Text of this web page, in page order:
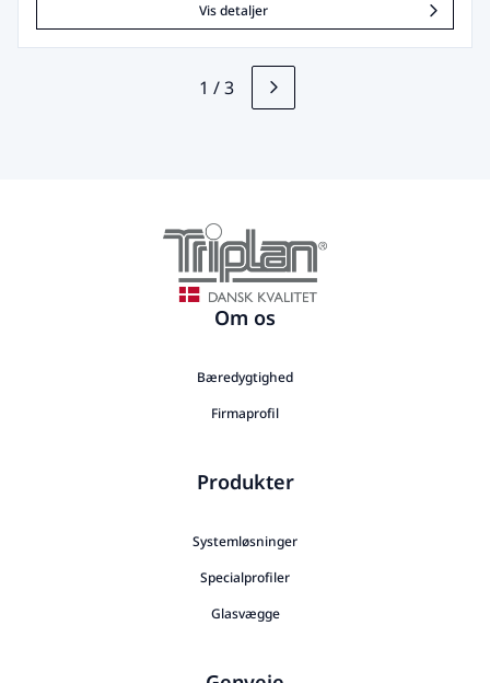
Vis detaljer
1 /3
Om os
Bæredygtighed
Firmaprofil
Produkter
Systemløsninger
Specialprofiler
Glasvægge